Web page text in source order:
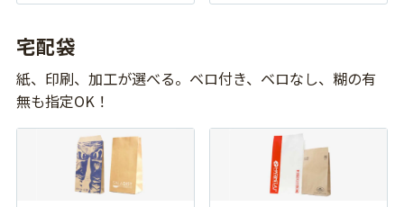
宅配袋
紙、印刷、加工が選べる。ベロ付き、ベロなし、糊の有
無も指定OK！